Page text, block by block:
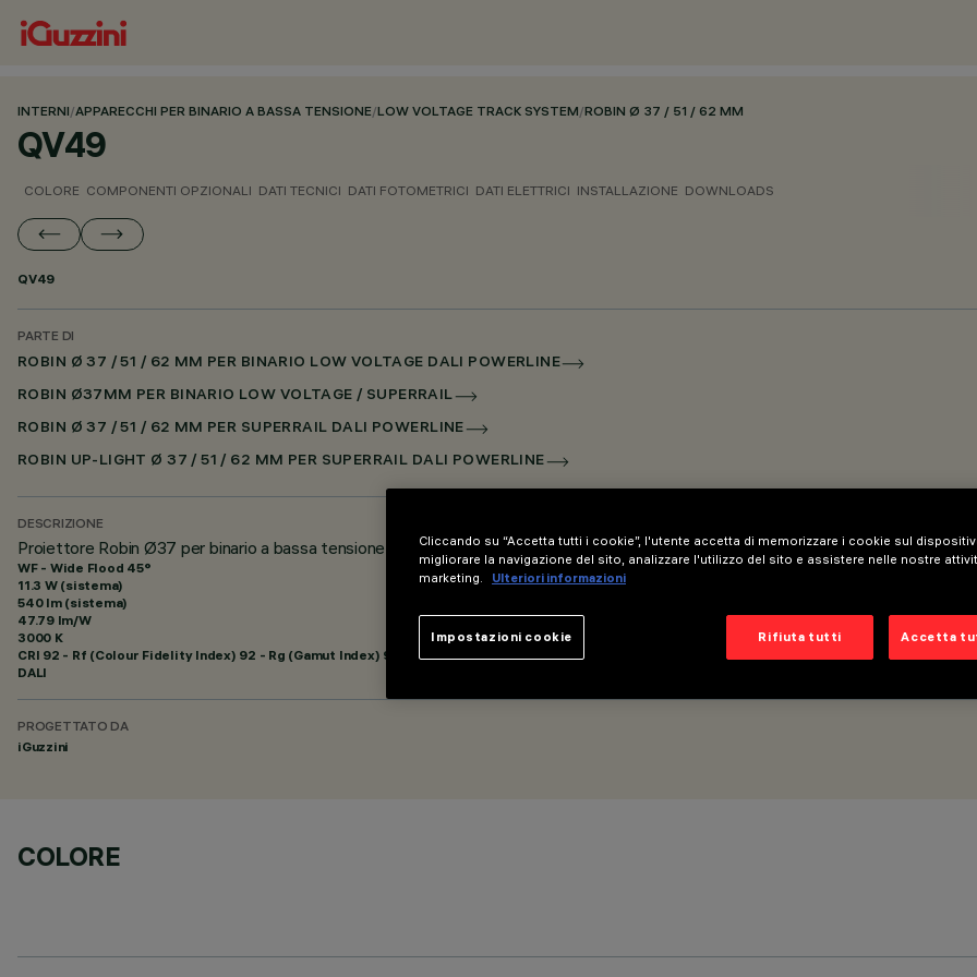
INTERNI/APPARECCHI PER BINARIO A BASSA TENSIONE/LOW VOLTAGE TRACK SYSTEM/ROBIN Ø 37 / 51 / 62 MM
QV49
COLORE COMPONENTI OPZIONALI DATI TECNICI DATI FOTOMETRICI DATI ELETTRICI INSTALLAZIONE DOWNLOADS
QV49
PARTE DI
ROBIN Ø 37 / 51 / 62 MM PER BINARIO LOW VOLTAGE DALI POWERLINE
ROBIN Ø37MM PER BINARIO LOW VOLTAGE / SUPERRAIL
ROBIN Ø 37 / 51 / 62 MM PER SUPERRAIL DALI POWERLINE
ROBIN UP-LIGHT Ø 37 / 51 / 62 MM PER SUPERRAIL DALI POWERLINE
DESCRIZIONE
Proiettore Robin Ø37 per binario a bassa tensione 48V - DALI
WF - Wide Flood 45°
11.3 W (sistema)
540 lm (sistema)
47.79 lm/W
3000 K
CRI 92 - Rf (Colour Fidelity Index) 92 - Rg (Gamut Index) 99
DALI
PROGETTATO DA
iGuzzini
COLORE
Cliccando su “Accetta tutti i cookie”, l'utente accetta di memorizzare i cookie sul
migliorare la navigazione del sito, analizzare l'utilizzo del sito e assistere nelle nostre
marketing.
Ulteriori informazioni
Rifiuta tutti Accetta
Impostazioni cookie